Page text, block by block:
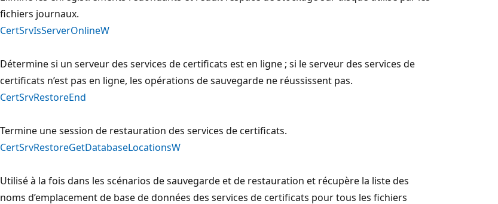
fichiers journaux.
CertSrvIsServerOnlineW
Détermine si un serveur des services de certificats est en ligne ; si le serveur des services de
certificats n’est pas en ligne, les opérations de sauvegarde ne réussissent pas.
CertSrvRestoreEnd
Termine une session de restauration des services de certificats.
CertSrvRestoreGetDatabaseLocationsW
Utilisé à la fois dans les scénarios de sauvegarde et de restauration et récupère la liste des
noms d’emplacement de base de données des services de certificats pour tous les fichiers